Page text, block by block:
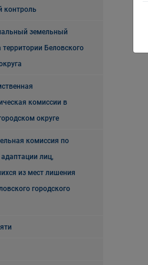
контроль
земельный
территории Беловского
комиссии в
округе
комиссия по
лиц,
из мест лишения
городского